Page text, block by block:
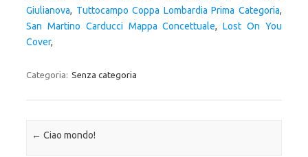
Giulianova, Tuttocampo Coppa Lombardia Prima Categoria,
San Martino Carducci Mappa Concettuale,Lost On You
Cover,
Categoria: Senza categoria
Navigazione articolo
← Ciao mondo!